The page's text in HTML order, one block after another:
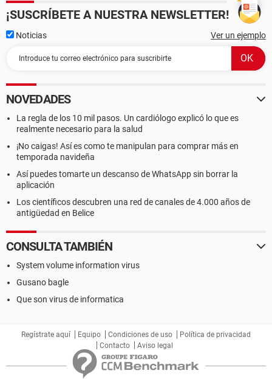
¡SUSCRÍBETE A NUESTRA NEWSLETTER!
Noticias Ver un ejemplo
NOVEDADES
La regla de los 10 mil pasos. Un cardiólogo explicó lo que es
realmente necesario para la salud
¡No caigas! Así es como te manipulan para comprar más en
temporada navideña
Así puedes tomarte un descanso de WhatsApp sin borrar la
aplicación
Los científicos descubren una red de canales de 4.000 años de
antigüedad en Belice
CONSULTA TAMBIÉN
System volume information virus
Gusano bagle
Que son virus de informatica
Regístrate aquí Equipo Condiciones de uso
Política de privacidad
Contacto
Aviso legal